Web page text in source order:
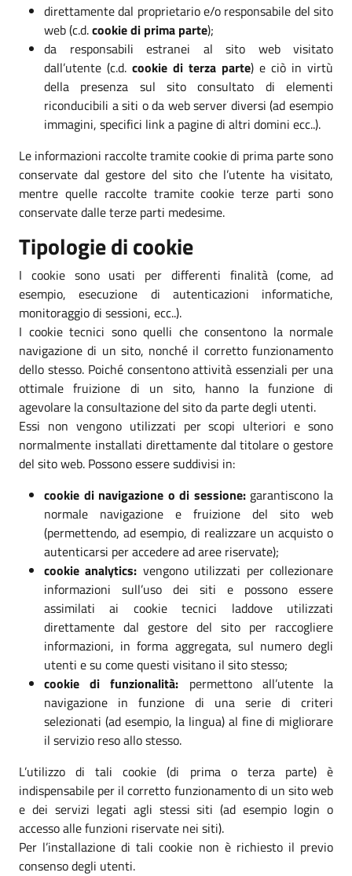
direttamente dal proprietario e/o responsabile del sito
web (c.d.cookie di prima parte);
da responsabili estranei al sito web visitato
dall’utente (c.d. cookie di terza parte) e ciò in virtù
della presenza sul sito consultato di elementi
riconducibili a siti o da web server diversi (ad esempio
immagini, specifici link a pagine di altri domini ecc..).
Le informazioni raccolte tramite cookie di prima parte sono
conservate dal gestore del sito che l’utente ha visitato,
mentre quelle raccolte tramite cookie terze parti sono
conservate dalle terze parti medesime.
Tipologie di cookie
I cookie sono usati per differenti finalità (come, ad
esempio, esecuzione di autenticazioni informatiche,
monitoraggio di sessioni, ecc..).
I cookie tecnici sono quelli che consentono la normale
navigazione di un sito, nonché il corretto funzionamento
dello stesso. Poiché consentono attività essenziali per una
ottimale fruizione di un sito, hanno la funzione di
agevolare la consultazione del sito da parte degli utenti.
Essi non vengono utilizzati per scopi ulteriori e sono
normalmente installati direttamente dal titolare o gestore
del sito web. Possono essere suddivisi in:
cookie di navigazione o di sessione:garantiscono la
normale navigazione e fruizione del sito web
(permettendo, ad esempio, di realizzare un acquisto o
autenticarsi per accedere ad aree riservate);
cookie analytics: vengono utilizzati per collezionare
informazioni sull’uso dei siti e possono essere
assimilati ai cookie tecnici laddove utilizzati
direttamente dal gestore del sito per raccogliere
informazioni, in forma aggregata, sul numero degli
utenti e su come questi visitano il sito stesso;
cookie di funzionalità: permettono all’utente la
navigazione in funzione di una serie di criteri
selezionati (ad esempio, la lingua) al fine di migliorare
il servizio reso allo stesso.
L’utilizzo di tali cookie (di prima o terza parte) è
indispensabile per il corretto funzionamento di un sito web
e dei servizi legati agli stessi siti (ad esempio login o
accesso alle funzioni riservate nei siti).
Per l’installazione di tali cookie non è richiesto il previo
consenso degli utenti.